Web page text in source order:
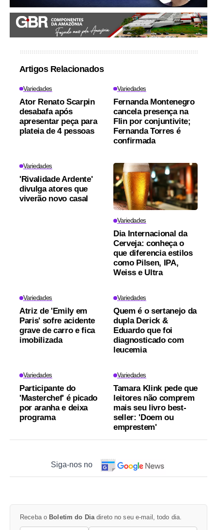
Artigos Relacionados
Variedades
Ator Renato Scarpin
desabafa após
apresentar peça para
plateia de 4 pessoas
Variedades
Fernanda Montenegro
cancela presença na
Flin por conjuntivite;
Fernanda Torres é
confirmada
Variedades
'Rivalidade Ardente'
divulga atores que
viverão novo casal
Variedades
Dia Internacional da
Cerveja: conheça o
que diferencia estilos
como Pilsen, IPA,
Weiss e Ultra
Variedades
Atriz de 'Emily em
Paris' sofre acidente
grave de carro e fica
imobilizada
Variedades
Quem é o sertanejo da
dupla Derick &
Eduardo que foi
diagnosticado com
leucemia
Variedades
Participante do
'Masterchef' é picado
por aranha e deixa
programa
Variedades
Tamara Klink pede que
leitores não comprem
mais seu livro best-
seller: 'Doem ou
emprestem'
Siga-nos no
Receba o Boletim do Diadireto no seu e-mail, todo dia.